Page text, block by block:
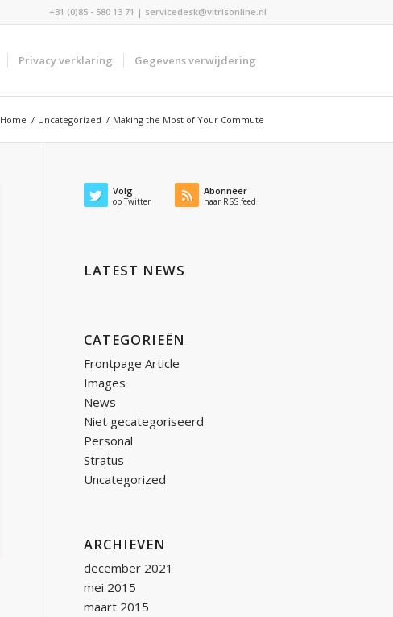
+31 (0)85 - 580 13 71 | servicedesk@vitrisonline.nl
Privacy verklaring Gegevens verwijdering
Home / Uncategorized / Making the Most of Your Commute
Volg
op Twitter
Abonneer
naar RSS feed
LATEST NEWS
CATEGORIEËN
Frontpage Article
Images
News
Niet gecategoriseerd
Personal
Stratus
Uncategorized
ARCHIEVEN
december 2021
mei 2015
maart 2015